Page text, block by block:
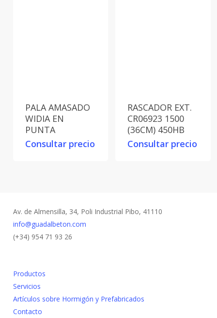
PALA AMASADO
WIDIA EN
PUNTA
Consultar precio
RASCADOR EXT.
CR06923 1500
(36CM) 450HB
Consultar precio
Av. de Almensilla, 34, Poli Industrial Pibo, 41110
info@guadalbeton.com
(+34) 954 71 93 26
Productos
Servicios
Artículos sobre Hormigón y Prefabricados
Contacto